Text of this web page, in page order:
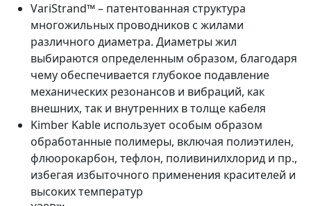
VariStrand™ – патентованная структура
многожильных проводников с жилами
различного диаметра. Диаметры жил
выбираются определенным образом, благодаря
чему обеспечивается глубокое подавление
механических резонансов и вибраций, как
внешних, так и внутренних в толще кабеля
Kimber Kable использует особым образом
обработанные полимеры, включая полиэтилен,
флюорокарбон, тефлон, поливинилхлорид и пр.,
избегая избыточного применения красителей и
высоких температур